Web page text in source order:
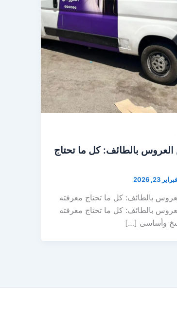
بالطائف: كل ما تحتاج
فبراير 23, 2026
بالطائف: كل ما تحتاج معرفته
بالطائف: كل ما تحتاج معرفته
وأساسى […]